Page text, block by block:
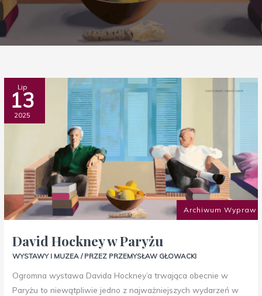
Archiwum Wypraw
Lip
13
2025
David Hockney w Paryżu
WYSTAWY I MUZEA / PRZEZ PRZEMYSŁAW GŁOWACKI
Ogromna wystawa Davida Hockney’a trwająca obecnie w
Paryżu to niewątpliwie jedno z najważniejszych wydarzeń w
David
Hockney
w